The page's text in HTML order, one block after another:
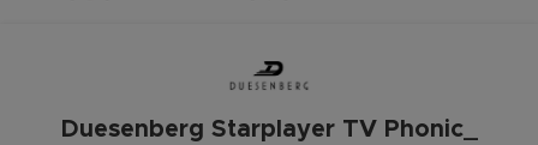
Duesenberg Starplayer TV Phonic_